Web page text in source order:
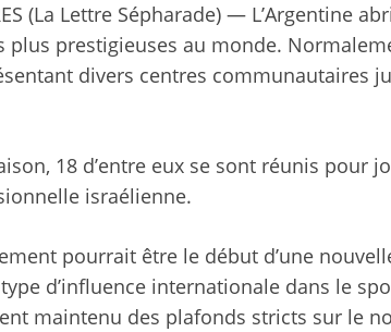
(La Lettre Sépharade) — L’Argentine
plus prestigieuses au monde.
divers centres communautaires
18 d’entre eux se sont réunis pour
israélienne.
pourrait être le début d’une
d’influence internationale dans le
maintenu des plafonds stricts sur le